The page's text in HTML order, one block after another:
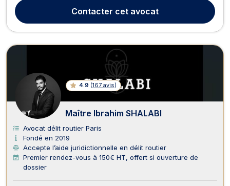
Maître DJEMA exerce dans les meilleurs délais, quel que soit
le type d'infraction (contraventionnelle, ...
Contacter cet avocat
4.9 (167 avis)
Maître Ibrahim SHALABI
Avocat délit routier Paris
Fondé en 2019
Accepte l’aide juridictionnelle en délit routier
Premier rendez-vous à 150€ HT, offert si ouverture de
dossier